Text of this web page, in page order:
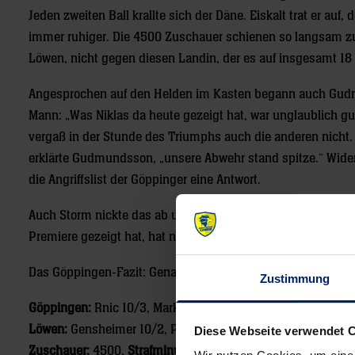
Zustimmung
Diese Webseite verwendet
Jeden zweiten Ball krallte sich der Däne. Eiskalt trat er auf,
immer ruhiger. Die 4500 Zuschauer schienen so langsam
Löwen, nicht gegen diesen Landin, der es auf insgesamt 18
Angesprochen auf den Helden im Kasten begann auch
Mann: „Was Niklas da heute gezeigt hat, war unglaublich
vergaß in der Stunde des Triumphs auch die anderen
erklärte Gudmundsson, „unsere Abwehr stand spitze.“
die Angriffslist der Göppinger eine Antwort.
Auch Storm nickte das ab und verteilte zur Feier des Tages
Premiere gezeigt hat, hat nicht nur mich beeindruckt.“
Das Göppingen-Fazit: Genau so machen die Löwen Spaß.
Göppingen: Rnic 10/3, Markicevic 6, Oprea 3, Kneule 2,
Löwen: Gensheimer 10/2, Petersson 8, Ekdahl du Rietz 5,
Zuschauer: 4500, Strafminuten:6/12